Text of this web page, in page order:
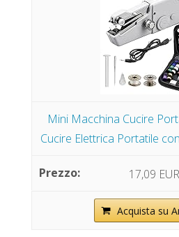
Mini Macchina Cucire
Cucire Elettrica Portatile
17,09 EUR
Acquista su